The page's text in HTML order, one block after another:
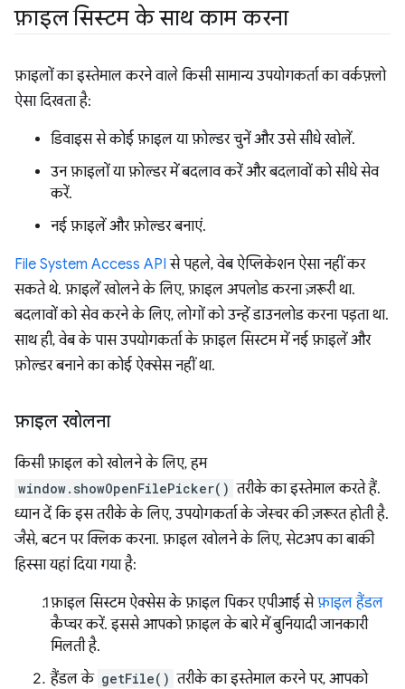
फ़ाइल सिस्टम के साथ काम करना
फ़ाइलों का इस्तेमाल करने वाले किसी सामान्य उपयोगकर्ता का वर्कफ़्लो
ऐसा दिखता है:
डिवाइस से कोई फ़ाइल या फ़ोल्डर चुनें और उसे सीधे खोलें.
उन फ़ाइलों या फ़ोल्डर में बदलाव करें और बदलावों को सीधे सेव
करें.
नई फ़ाइलें और फ़ोल्डर बनाएं.
File System Access API से पहले, वेब ऐप्लिकेशन ऐसा नहीं कर
सकते थे. फ़ाइलें खोलने के लिए, फ़ाइल अपलोड करना ज़रूरी था.
बदलावों को सेव करने के लिए, लोगों को उन्हें डाउनलोड करना पड़ता था.
साथ ही, वेब के पास उपयोगकर्ता के फ़ाइल सिस्टम में नई फ़ाइलें और
फ़ोल्डर बनाने का कोई ऐक्सेस नहीं था.
फ़ाइल खोलना
किसी फ़ाइल को खोलने के लिए, हम
window.showOpenFilePicker() तरीके का इस्तेमाल करते हैं.
ध्यान दें कि इस तरीके के लिए, उपयोगकर्ता के जेस्चर की ज़रूरत होती है.
जैसे, बटन पर क्लिक करना. फ़ाइल खोलने के लिए, सेटअप का बाकी
हिस्सा यहां दिया गया है:
फ़ाइल सिस्टम ऐक्सेस के फ़ाइल पिकर एपीआई सेफ़ाइल हैंडल
कैप्चर करें. इससे आपको फ़ाइल के बारे में बुनियादी जानकारी
मिलती है.
हैंडल के getFile() तरीके का इस्तेमाल करने पर, आपको